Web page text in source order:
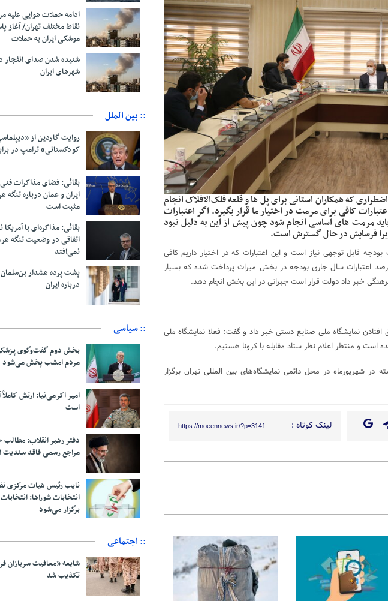
که همکاران استانی برای پل ها و قلعه فلک‌الافلاک انجام
کافی برای مرمت در اختیار ما قرار بگیرد. اگر اعتبارات
مرمت های اساسی انجام شود چون پیش از این به دلیل نبود
فرسایش در حال گسترش است.
قابل توجهی نیاز است و این اعتبارات که در اختیار داریم کافی
البته خدا رو شکر اعتبارات حدود ۶۰ درصد اعتبارات سال جاری بودجه در بخش میراث پرداخت شده که بسیار
خبر داد دولت قرار است جبرانی در این بخش انجام دهد.
افتادن نمایشگاه ملی صنایع دستی خبر داد و گفت: فعلا نمایشگاه ملی
شهریورماه در محل دائمی نمایشگاه‌های بین المللی تهران برگزار
لینک کوتاه : https://moeennews.ir/?p=3141
ادامه حملات هوایی علیه
نقاط مختلف تهران/ آغاز
موشکی ایران به حملات
شنیده شدن صدای انفجار
شهرهای ایران
:: بین الملل
روایت گاردین از
کودکستانی» ترامپ در
بقائی: فضای مذاکرات
ایران و عمان درباره تنگه
مثبت است
بقائی: مذاکره‌ای با آمریکا
اتفاقی در وضعیت تنگه
نمی‌افتد
پشت پرده هشدار
درباره ایران
:: سیاسی
بخش دوم گفت‌وگوی
مردم امشب پخش می‌شود
امیر اکرمی‌نیا: ارتش کاملاً
است
دفتر رهبر انقلاب: مطالب
مراجع رسمی فاقد
نایب رئیس هیات مرکزی
انتخابات شوراها:
برگزار می‌شود
:: اجتماعی
شایعه «معافیت سربازان
تکذیب شد